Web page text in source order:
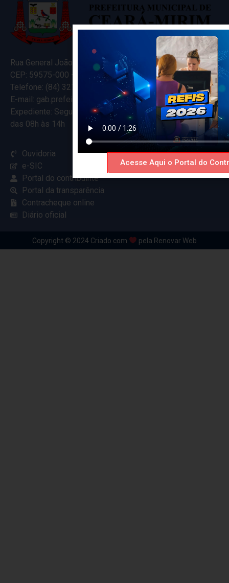
Rua General João Varela, 635
CEP: 59575-000 – Ceará-Mirim – RN
Telefone: (84) 3274-5916
E-mail: gab.prefeitocearamirim@gmail.com
Expediente: Segunda à Sexta
das 08h às 14h
Ouvidoria
e-SIC
Portal do contribuinte
Portal da transparência
Contracheque online
Diário oficial
Copyright © 2024 Criado com pela Renovar Web
Acesse Aqui o Portal do